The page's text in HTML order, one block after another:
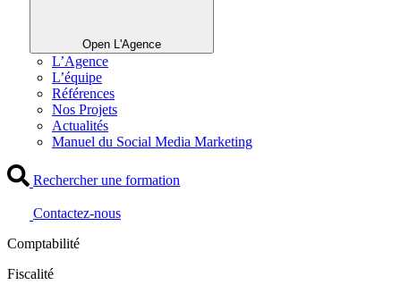
Open L'Agence
L’Agence
L’équipe
Références
Nos Projets
Actualités
Manuel du Social Media Marketing
Rechercher une formation
Contactez-nous
Comptabilité
Fiscalité